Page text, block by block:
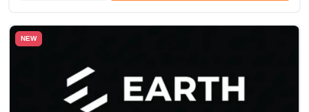
NEW